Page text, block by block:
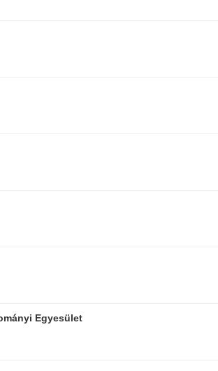
Egyesület